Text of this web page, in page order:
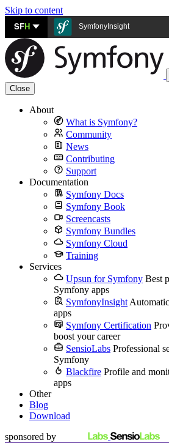
Skip to content
SFH SymfonyInsight
Close
About
What is Symfony?
Community
News
Contributing
Support
Documentation
Symfony Docs
Symfony Book
Screencasts
Symfony Bundles
Symfony Cloud
Training
Services
Upsun for Symfony Best
Symfony apps
SymfonyInsight
apps
Symfony Certification
boost your career
SensioLabs Professional
Symfony
Blackfire Profile and
apps
Other
Blog
Download
sponsored by